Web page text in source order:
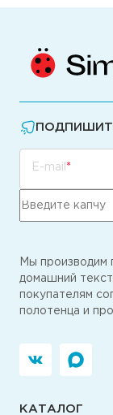
E-mail
Мы производим
домашний
покупателям
полотенца и
КАТАЛОГ